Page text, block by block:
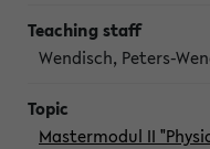
Wendisch, Peters-
Mastermodul II